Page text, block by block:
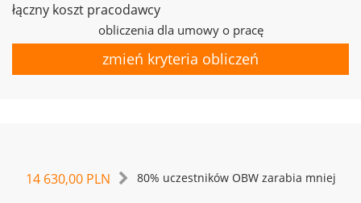
łączny koszt pracodawcy
obliczenia dla umowy o pracę
zmień kryteria obliczeń
14 630,00 PLN 80% uczestników OBW zarabia mniej